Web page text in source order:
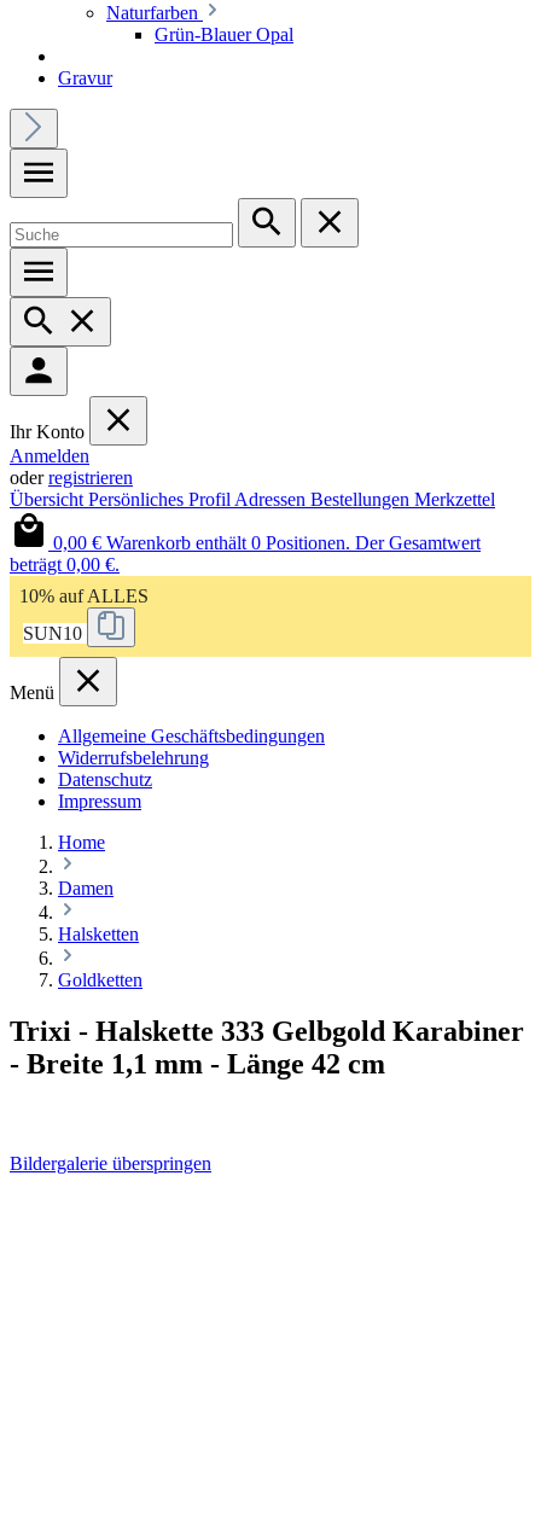
Naturfarben
Grün-Blauer Opal
Gravur
Ihr Konto
Anmelden
oderregistrieren
Übersicht Persönliches Profil Adressen Bestellungen Merkzettel
0,00 € Warenkorb enthält 0 Positionen. Der Gesamtwert
beträgt 0,00 €.
10% auf ALLES
SUN10
Menü
Allgemeine Geschäftsbedingungen
Widerrufsbelehrung
Datenschutz
Impressum
Home
Damen
Halsketten
Goldketten
Trixi - Halskette 333 Gelbgold Karabiner
- Breite 1,1 mm - Länge 42 cm
Bildergalerie überspringen